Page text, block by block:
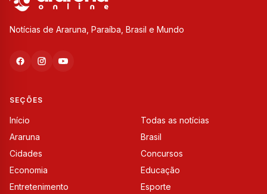
Notícias de Araruna, Paraíba, Brasil e Mundo
SEÇÕES
Início
Todas as notícias
Araruna
Brasil
Cidades
Concursos
Economia
Educação
Entretenimento
Esporte